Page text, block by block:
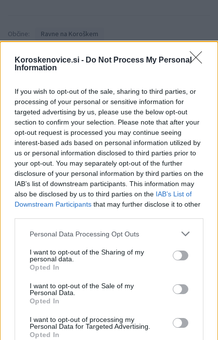
Koroskenovice.si - Do Not Process My Personal
Information
If you wish to opt-out of the sale, sharing to third parties, or
processing of your personal or sensitive information for
targeted advertising by us, please use the below opt-out
section to confirm your selection. Please note that after your
opt-out request is processed you may continue seeing
interest-based ads based on personal information utilized by
us or personal information disclosed to third parties prior to
your opt-out. You may separately opt-out of the further
disclosure of your personal information by third parties on the
IAB’s list of downstream participants. This information may
also be disclosed by us to third parties on the IAB’s List of
Downstream Participants that may further disclose it to other
Please note that this website/app uses one or more Google
not limited to your visit or usage behaviour. You may click to
grant or deny consent to Google and its third-party tags to
use your data for below specified purposes in below Google
consent section.
Personal Data Processing Opt Outs
I want to opt-out of the Sharing of my
personal data.
Opted In
I want to opt-out of the Sale of my
Personal Data.
Opted In
I want to opt-out of processing my
Personal Data for Targeted Advertising.
Opted In
Občine: Ravne na Koroškem
Kategorije: Novice Novice
Ključne besede:
ravnanje z odpadki
Več iz kraja Ravne na Koroškem
Freestyle navdušuje s poletno
prilagojenimi cenami koles
Kovinska ograja po meri: kako
izbrati material, polnilo in
Koroške reke so opazno upadle,
zadnja dva tedna skoraj brez
gneče, več udobja